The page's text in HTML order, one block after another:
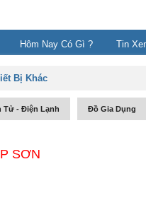
Hôm Nay Có Gì ? Tin
Bị Khác
Tử - Điện Lạnh Đồ Gia Dụng
SƠN